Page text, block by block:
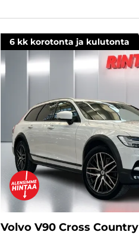
6 kk korotonta ja kulutonta
Volvo V90 Cross Country